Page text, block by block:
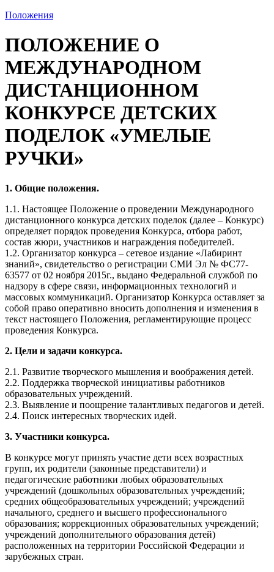
Положения
ПОЛОЖЕНИЕ О
МЕЖДУНАРОДНОМ
ДИСТАНЦИОННОМ
КОНКУРСЕ ДЕТСКИХ
ПОДЕЛОК «УМЕЛЫЕ
РУЧКИ»
1. Общие положения.
1.1. Настоящее Положение о проведении Международного
дистанционного конкурса детских поделок (далее – Конкурс)
определяет порядок проведения Конкурса, отбора работ,
состав жюри, участников и награждения победителей.
1.2. Организатор конкурса – сетевое издание «Лабиринт
знаний», свидетельство о регистрации СМИ Эл № ФС77-
63577 от 02 ноября 2015г., выдано Федеральной службой по
надзору в сфере связи, информационных технологий и
массовых коммуникаций. Организатор Конкурса оставляет за
собой право оперативно вносить дополнения и изменения в
текст настоящего Положения, регламентирующие процесс
проведения Конкурса.
2. Цели и задачи конкурса.
2.1. Развитие творческого мышления и воображения детей.
2.2. Поддержка творческой инициативы работников
образовательных учреждений.
2.3. Выявление и поощрение талантливых педагогов и детей.
2.4. Поиск интересных творческих идей.
3. Участники конкурса.
В конкурсе могут принять участие дети всех возрастных
групп, их родители (законные представители) и
педагогические работники любых образовательных
учреждений (дошкольных образовательных учреждений;
средних общеобразовательных учреждений; учреждений
начального, среднего и высшего профессионального
образования; коррекционных образовательных учреждений;
учреждений дополнительного образования детей)
расположенных на территории Российской Федерации и
зарубежных стран.